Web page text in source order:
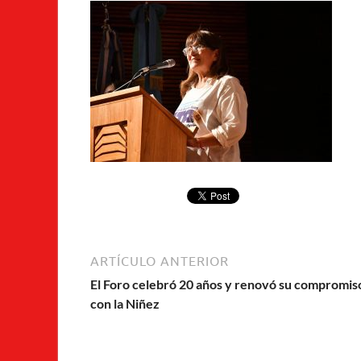
ARTÍCULO ANTERIOR
El Foro celebró 20 años y renovó su
con la Niñez